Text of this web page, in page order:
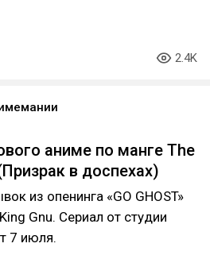
2.4K
аниме по манге The
в доспехах)
из опенинга «GO GHOST»
Gnu. Сериал от студии
7 июля.